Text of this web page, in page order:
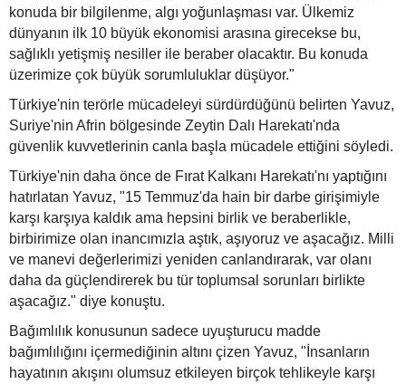
konuda bir bilgilenme, algı yoğunlaşması var. Ülkemiz
dünyanın ilk 10 büyük ekonomisi arasına girecekse bu,
sağlıklı yetişmiş nesiller ile beraber olacaktır. Bu konuda
üzerimize çok büyük sorumluluklar düşüyor."
Türkiye'nin terörle mücadeleyi sürdürdüğünü belirten Yavuz,
Suriye'nin Afrin bölgesinde Zeytin Dalı Harekatı'nda
güvenlik kuvvetlerinin canla başla mücadele ettiğini söyledi.
Türkiye'nin daha önce de Fırat Kalkanı Harekatı'nı yaptığını
hatırlatan Yavuz, "15 Temmuz'da hain bir darbe girişimiyle
karşı karşıya kaldık ama hepsini birlik ve beraberlikle,
birbirimize olan inancımızla aştık, aşıyoruz ve aşacağız. Milli
ve manevi değerlerimizi yeniden canlandırarak, var olanı
daha da güçlendirerek bu tür toplumsal sorunları birlikte
aşacağız." diye konuştu.
Bağımlılık konusunun sadece uyuşturucu madde
bağımlılığını içermediğinin altını çizen Yavuz, "İnsanların
hayatının akışını olumsuz etkileyen birçok tehlikeyle karşı